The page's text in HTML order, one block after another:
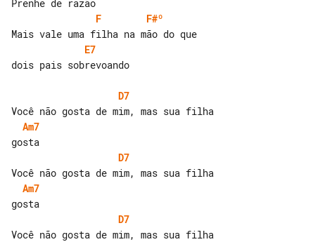
F
F#º
E7
dois pais sobrevoando
D7
Am7
D7
Am7
D7